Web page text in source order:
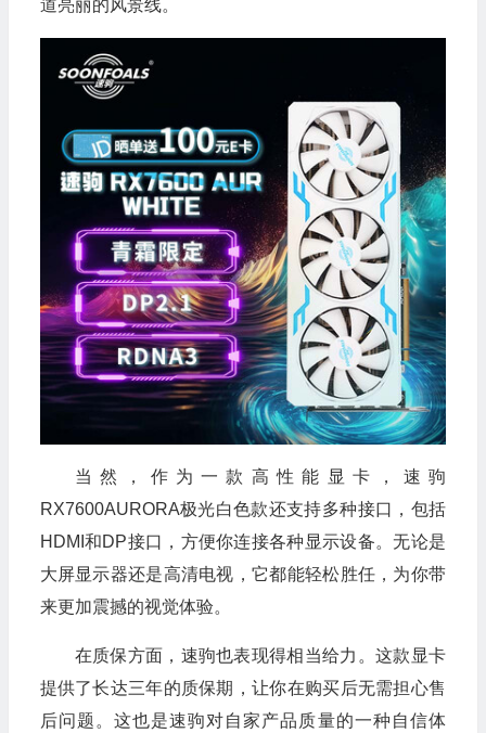
道亮丽的风景线。
当然，作为一款高性能显卡，速驹
RX7600AURORA极光白色款还支持多种接口，包括
HDMI和DP接口，方便你连接各种显示设备。无论是
大屏显示器还是高清电视，它都能轻松胜任，为你带
来更加震撼的视觉体验。
在质保方面，速驹也表现得相当给力。这款显卡
提供了长达三年的质保期，让你在购买后无需担心售
后问题。这也是速驹对自家产品质量的一种自信体